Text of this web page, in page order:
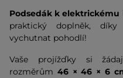
Podsedák k
praktický doplněk,
vychutnat pohodlí!
Vaše projížďky si
rozměrům 46 × 46 × 6